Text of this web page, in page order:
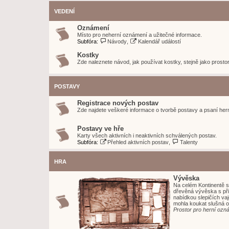
VEDENÍ
Oznámení
Místo pro neherní oznámení a užitečné informace.
Subfóra:
Návody Kalendář událostí
Kostky
Zde naleznete návod, jak používat kostky, stejně jako
POSTAVY
Registrace nových postav
Zde najdete veškeré informace o tvorbě postavy a psaní
Postavy ve hře
Karty všech aktivních i neaktivních schválených postav.
Subfóra:
Přehled aktivních postav Talenty
HRA
Vývěska
Na celém Kontinentě
dřevěná vývěska s
nabídkou slepičích
mohla koukat slušná
Prostor pro herní